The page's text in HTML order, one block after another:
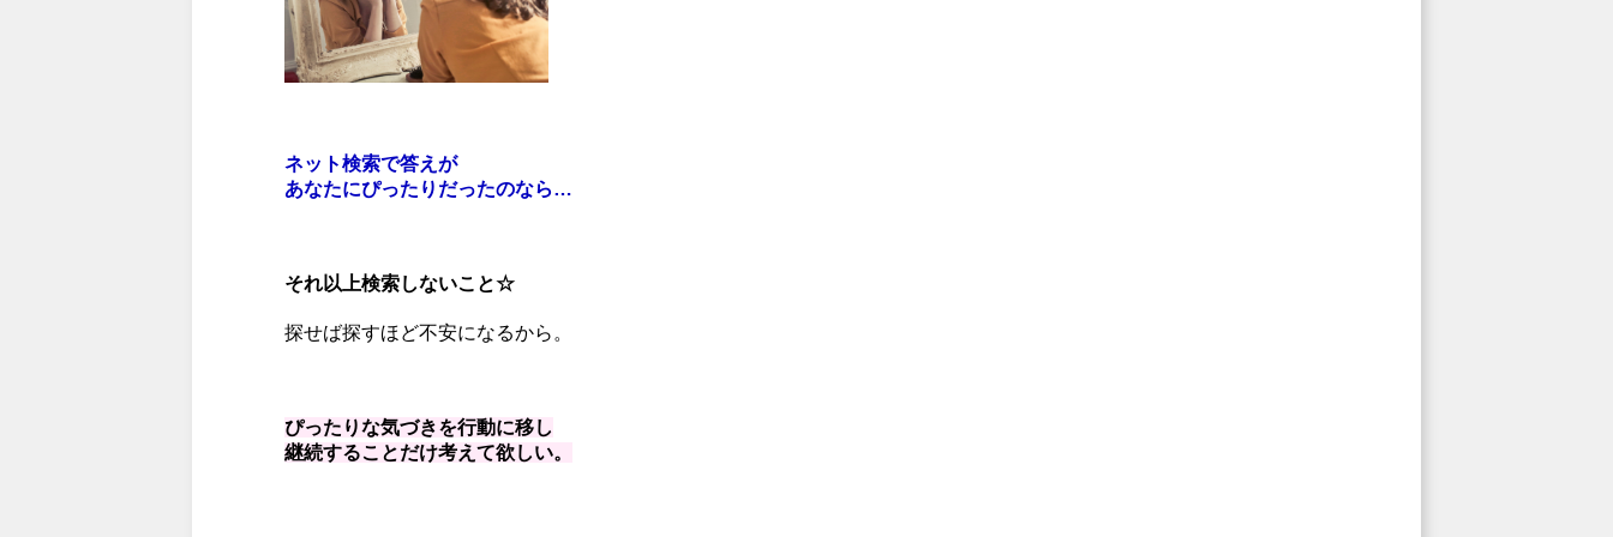
ネット検索で答えが
あなたにぴったりだったのなら…
それ以上検索しないこと☆
探せば探すほど不安になるから。
ぴったりな気づきを行動に移し
継続することだけ考えて欲しい。